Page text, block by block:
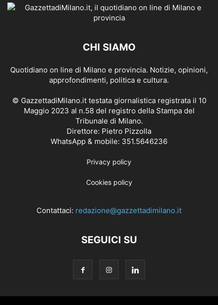
CHI SIAMO
Quotidiano on line di Milano e provincia. Notizie, opinioni,
approfondimenti, politica e cultura.
© GazzettadiMilano.it testata giornalistica registrata il 10
Maggio 2023 al n.58 del registro della Stampa del
Tribunale di Milano.
Direttore: Pietro Pizzolla
WhatsApp & mobile: 351.5646236
Privacy policy
Cookies policy
Contattaci: redazione@gazzettadimilano.it
SEGUICI SU